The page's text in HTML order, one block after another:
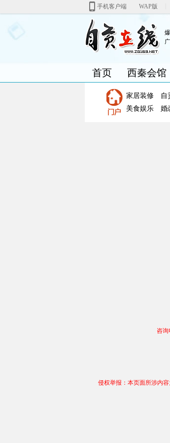
手机客户端 WAP版
首页 西秦会馆
家居装修
自
美食娱乐
婚
咨询
侵权举报：本页面所涉内